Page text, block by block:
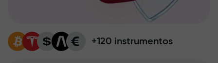
+120 instrumentos